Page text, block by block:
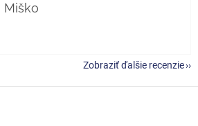
Miško
obchodu je 5 z 5 hviezdičiek.
Zobraziť ďalšie recenzie